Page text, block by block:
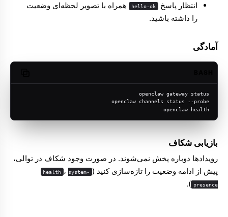
انتظار پاسخ
hello-ok همراه با تصویر لحظه‌ای وضعیت
را داشته باشید.
آمادگی
openclaw gateway status
openclaw channels status --probe
openclaw health
بازیابی شکاف
رویدادها دوباره پخش نمی‌شوند. در صورت وجود شکاف در توالی،
پیش از ادامه وضعیت را تازه‌سازی کنید (
health ،system-
presence
).